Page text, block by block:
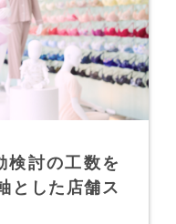
検討の工数を
とした店舗ス